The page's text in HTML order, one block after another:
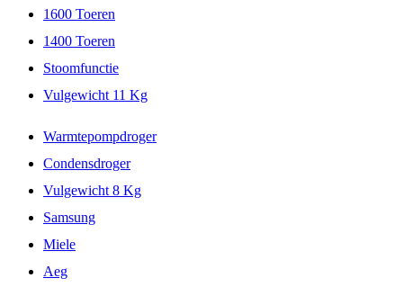
1600 Toeren
1400 Toeren
Stoomfunctie
Vulgewicht 11 Kg
Warmtepompdroger
Condensdroger
Vulgewicht 8 Kg
Samsung
Miele
Aeg